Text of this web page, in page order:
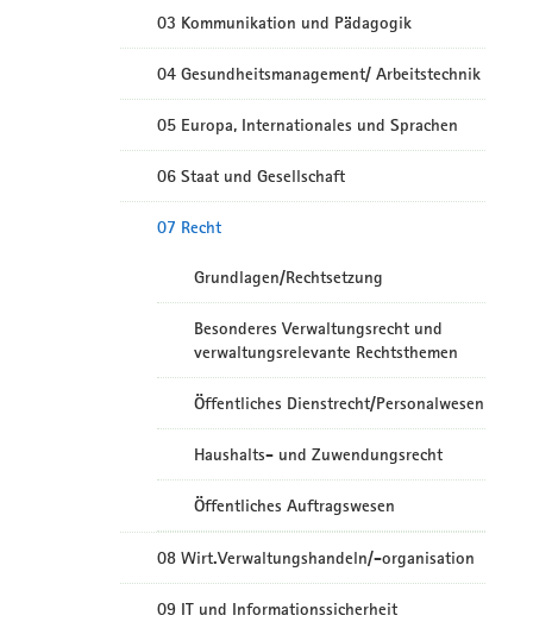
03 Kommunikation und Pädagogik
04 Gesundheitsmanagement/ Arbeitstechnik
05 Europa, Internationales und Sprachen
06 Staat und Gesellschaft
07 Recht
Grundlagen/Rechtsetzung
Besonderes Verwaltungsrecht und
verwaltungsrelevante Rechtsthemen
Öffentliches Dienstrecht/Personalwesen
Haushalts- und Zuwendungsrecht
Öffentliches Auftragswesen
08 Wirt.Verwaltungshandeln/-organisation
09 IT und Informationssicherheit